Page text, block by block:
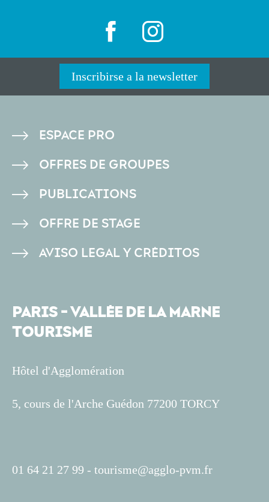
Inscribirse a la newsletter
PIED
DE
ESPACE PRO
OFFRES DE GROUPES
PUBLICATIONS
OFFRE DE STAGE
AVISO LEGAL Y CRÉDITOS
PARIS - VALLÉE DE LA MARNE
TOURISME
Hôtel d'Agglomération
5, cours de l'Arche Guédon 77200 TORCY
01 64 21 27 99 - tourisme@agglo-pvm.fr